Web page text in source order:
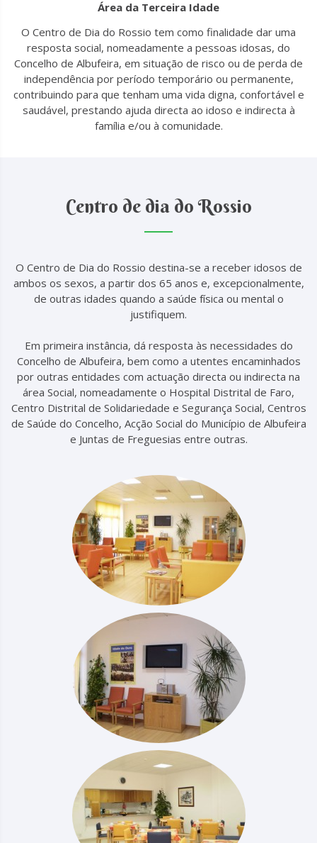
Área da Terceira Idade
O Centro de Dia do Rossio tem como finalidade dar uma
resposta social, nomeadamente a pessoas idosas, do
Concelho de Albufeira, em situação de risco ou de perda de
independência por período temporário ou permanente,
contribuindo para que tenham uma vida digna, confortável e
saudável, prestando ajuda directa ao idoso e indirecta à
família e/ou à comunidade.
Centro de dia do Rossio
O Centro de Dia do Rossio destina-se a receber idosos de
ambos os sexos, a partir dos 65 anos e, excepcionalmente,
de outras idades quando a saúde física ou mental o
justifiquem.
Em primeira instância, dá resposta às necessidades do
Concelho de Albufeira, bem como a utentes encaminhados
por outras entidades com actuação directa ou indirecta na
área Social, nomeadamente o Hospital Distrital de Faro,
Centro Distrital de Solidariedade e Segurança Social, Centros
de Saúde do Concelho, Acção Social do Município de Albufeira
e Juntas de Freguesias entre outras.